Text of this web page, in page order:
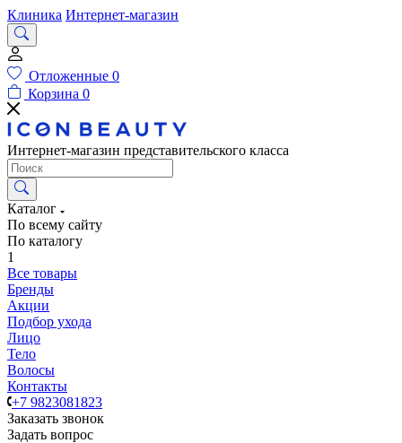
Клиника Интернет-магазин
Отложенные 0
Корзина 0
Интернет-магазин представительского класса
Каталог
По всему сайту
По каталогу
1
Все товары
Бренды
Акции
Подбор ухода
Лицо
Тело
Волосы
Контакты
+7 9823081823
Заказать звонок
Задать вопрос